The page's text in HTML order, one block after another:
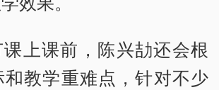
上课前，陈兴劼还会根
教学重难点，针对不少